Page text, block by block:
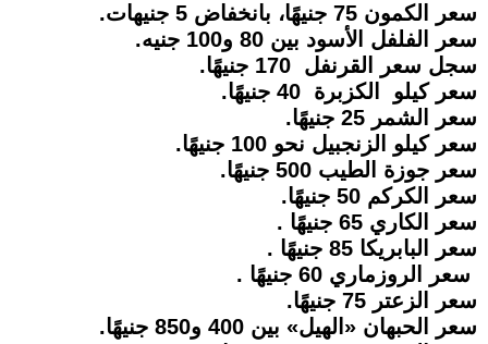
سعر الكمون 75 جنيهًا، بانخفاض 5 جنيهات.
سعر الفلفل الأسود بين 80 و100 جنيه.
سجل سعر القرنفل 170 جنيهًا.
سعر كيلو الكزبرة 40 جنيهًا.
سعر الشمر 25 جنيهًا.
سعر كيلو الزنجبيل نحو 100 جنيهًا.
سعر جوزة الطيب 500 جنيهًا.
سعر الكركم 50 جنيهًا.
سعر الكاري 65 جنيهًا .
سعر البابريكا 85 جنيهًا .
سعر الروزماري 60 جنيهًا .
سعر الزعتر 75 جنيهًا.
سعر الحبهان «الهيل» بين 400 و850 جنيهًا.